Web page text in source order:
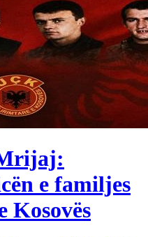
e familjes
Kosovës